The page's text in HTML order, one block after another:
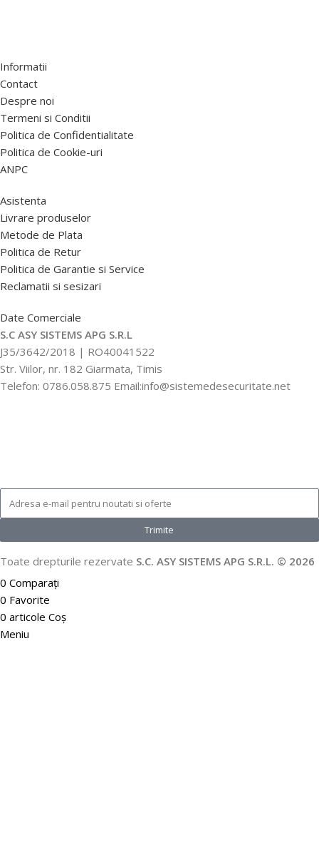
Informatii
Contact
Despre noi
Termeni si Conditii
Politica de Confidentialitate
Politica de Cookie-uri
ANPC
Asistenta
Livrare produselor
Metode de Plata
Politica de Retur
Politica de Garantie si Service
Reclamatii si sesizari
Date Comerciale
S.C ASY SISTEMS APG S.R.L
J35/3642/2018 | RO40041522
Str. Viilor, nr. 182 Giarmata, Timis
Telefon: 0786.058.875 Email:info@sistemedesecuritate.net
Trimite
Toate drepturile rezervate S.C. ASY SISTEMS APG S.R.L. © 2026
0 Comparați
0 Favorite
0 articole Coș
Meniu